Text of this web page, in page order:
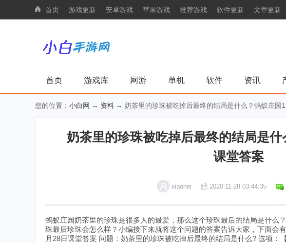
首页 游戏更新 安卓游戏 苹果游戏 推荐游戏 软件更新 文章更新
首页 游戏库 网游 单机 软件 资讯
您的位置： 小白网 → 资料 → 奶茶里的珍珠被吃掉后最终的结局是什么？蚂蚁庄园
奶茶里的珍珠被吃掉后最终的结局是什
课堂答案
xiaohei 2020-11-28 03:44:35
蚂蚁庄园奶茶里的珍珠是很多人的最爱，那么这个珍珠最后的结局是什么
珠最后珍珠会怎么样？小编接下来就将这个问题的答案告诉大家，下面会
月28日课堂答案 问题：奶茶里的珍珠被吃掉后最终的结局是什么? 选项：